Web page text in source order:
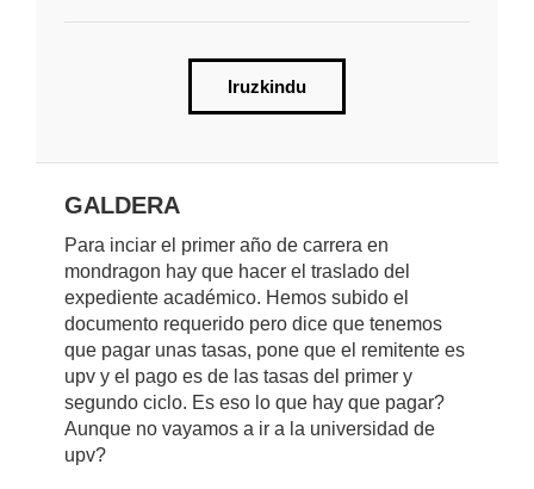
Iruzkindu
GALDERA
Para inciar el primer año de carrera en
mondragon hay que hacer el traslado del
expediente académico. Hemos subido el
documento requerido pero dice que tenemos
que pagar unas tasas, pone que el remitente es
upv y el pago es de las tasas del primer y
segundo ciclo. Es eso lo que hay que pagar?
Aunque no vayamos a ir a la universidad de
upv?